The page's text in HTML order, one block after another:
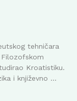
tehničara
Kroatistiku.
i književno ...